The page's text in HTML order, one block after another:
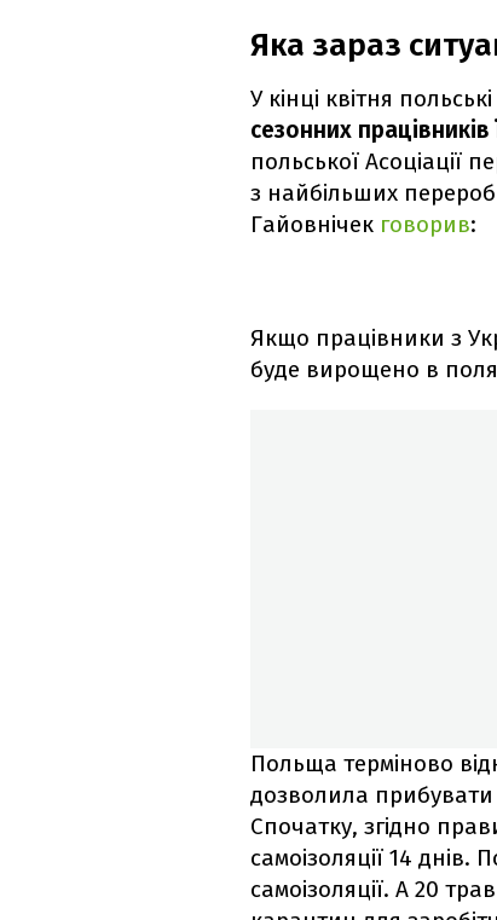
Яка зараз
У кінці квітня
сезонних
польської Асоціації
з найбільших
Гайовнічек говорив:
Якщо працівники з
буде вирощено в
Польща терміново
дозволила
Спочатку, згідно
самоізоляції 14 днів.
самоізоляції. А 20